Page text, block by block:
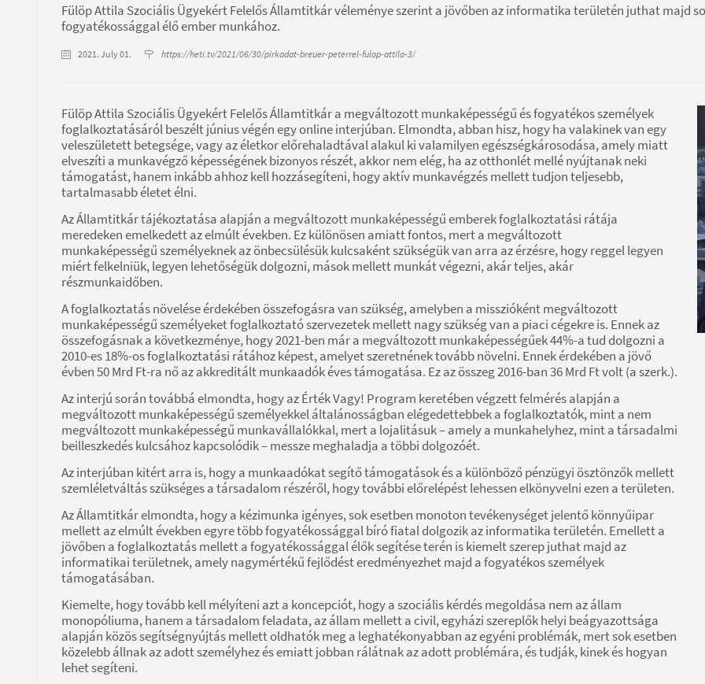
Fülöp Attila Szociális Ügyekért Felelős Államtitkár véleménye szerint a jövőben az informatika területén juthat majd
fogyatékossággal élő ember munkához.
2021. July 01. https://heti.tv/2021/06/30/pirkadat-breuer-peterrel-fulop-attila-3/
Fülöp Attila Szociális Ügyekért Felelős Államtitkár a megváltozott munkaképességű és fogyatékos személyek
foglalkoztatásáról beszélt június végén egy online interjúban. Elmondta, abban hisz, hogy ha valakinek van egy
veleszületett betegsége, vagy az életkor előrehaladtával alakul ki valamilyen egészségkárosodása, amely miatt
elveszíti a munkavégző képességének bizonyos részét, akkor nem elég, ha az otthonlét mellé nyújtanak neki
támogatást, hanem inkább ahhoz kell hozzásegíteni, hogy aktív munkavégzés mellett tudjon teljesebb,
tartalmasabb életet élni.
Az Államtitkár tájékoztatása alapján a megváltozott munkaképességű emberek foglalkoztatási rátája
meredeken emelkedett az elmúlt években. Ez különösen amiatt fontos, mert a megváltozott
munkaképességű személyeknek az önbecsülésük kulcsaként szükségük van arra az érzésre, hogy reggel legyen
miért felkelniük, legyen lehetőségük dolgozni, mások mellett munkát végezni, akár teljes, akár
részmunkaidőben.
A foglalkoztatás növelése érdekében összefogásra van szükség, amelyben a misszióként megváltozott
munkaképességű személyeket foglalkoztató szervezetek mellett nagy szükség van a piaci cégekre is. Ennek az
összefogásnak a következménye, hogy 2021-ben már a megváltozott munkaképességűek 44%-a tud dolgozni a
2010-es 18%-os foglalkoztatási rátához képest, amelyet szeretnének tovább növelni. Ennek érdekében a jövő
évben 50 Mrd Ft-ra nő az akkreditált munkaadók éves támogatása. Ez az összeg 2016-ban 36 Mrd Ft volt (a szerk.).
Az interjú során továbbá elmondta, hogy az Érték Vagy! Program keretében végzett felmérés alapján a
megváltozott munkaképességű személyekkel általánosságban elégedettebbek a foglalkoztatók, mint a nem
megváltozott munkaképességű munkavállalókkal, mert a lojalitásuk – amely a munkahelyhez, mint a társadalmi
beilleszkedés kulcsához kapcsolódik – messze meghaladja a többi dolgozóét.
Az interjúban kitért arra is, hogy a munkaadókat segítő támogatások és a különböző pénzügyi ösztönzők mellett
szemléletváltás szükséges a társadalom részéről, hogy további előrelépést lehessen elkönyvelni ezen a területen.
Az Államtitkár elmondta, hogy a kézimunka igényes, sok esetben monoton tevékenységet jelentő könnyűipar
mellett az elmúlt években egyre több fogyatékossággal bíró fiatal dolgozik az informatika területén. Emellett a
jövőben a foglalkoztatás mellett a fogyatékossággal élők segítése terén is kiemelt szerep juthat majd az
informatikai területnek, amely nagymértékű fejlődést eredményezhet majd a fogyatékos személyek
támogatásában.
Kiemelte, hogy tovább kell mélyíteni azt a koncepciót, hogy a szociális kérdés megoldása nem az állam
monopóliuma, hanem a társadalom feladata, az állam mellett a civil, egyházi szereplők helyi beágyazottsága
alapján közös segítségnyújtás mellett oldhatók meg a leghatékonyabban az egyéni problémák, mert sok esetben
közelebb állnak az adott személyhez és emiatt jobban rálátnak az adott problémára, és tudják, kinek és hogyan
lehet segíteni.